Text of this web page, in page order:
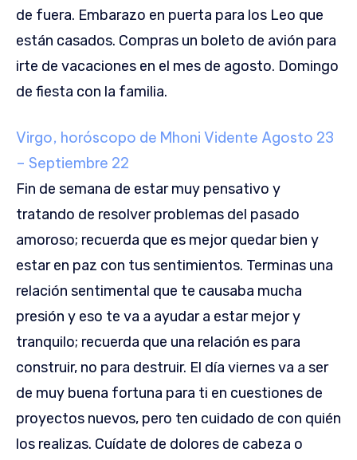
de fuera. Embarazo en puerta para los Leo que
están casados. Compras un boleto de avión para
irte de vacaciones en el mes de agosto. Domingo
de fiesta con la familia.
Virgo, horóscopo de Mhoni Vidente Agosto 23
– Septiembre 22
Fin de semana de estar muy pensativo y
tratando de resolver problemas del pasado
amoroso; recuerda que es mejor quedar bien y
estar en paz con tus sentimientos. Terminas una
relación sentimental que te causaba mucha
presión y eso te va a ayudar a estar mejor y
tranquilo; recuerda que una relación es para
construir, no para destruir. El día viernes va a ser
de muy buena fortuna para ti en cuestiones de
proyectos nuevos, pero ten cuidado de con quién
los realizas. Cuídate de dolores de cabeza o